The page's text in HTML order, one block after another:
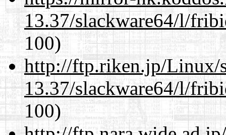
13.37/slackware64/l/
100)
http://ftp.riken.jp/Linux/
13.37/slackware64/l/
100)